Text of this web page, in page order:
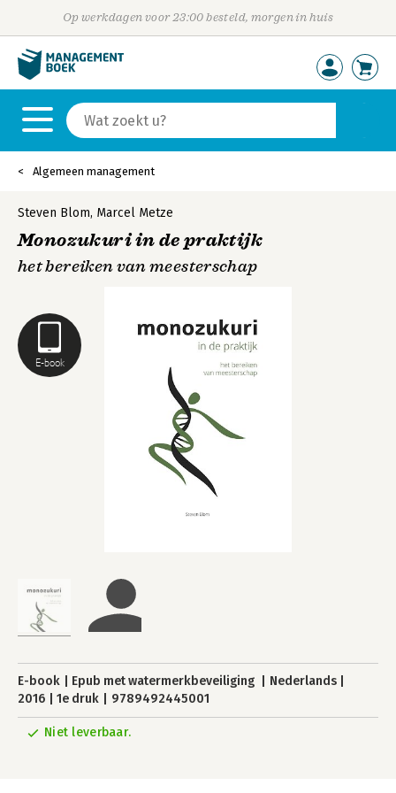
Op werkdagen voor 23:00 besteld, morgen in huis
Algemeen management
E-book
Steven Blom, Marcel Metze
Monozukuri in de praktijk
het bereiken van meesterschap
E-book Epub met watermerkbeveiliging
Nederlands
2016
1e druk 9789492445001
Niet leverbaar.